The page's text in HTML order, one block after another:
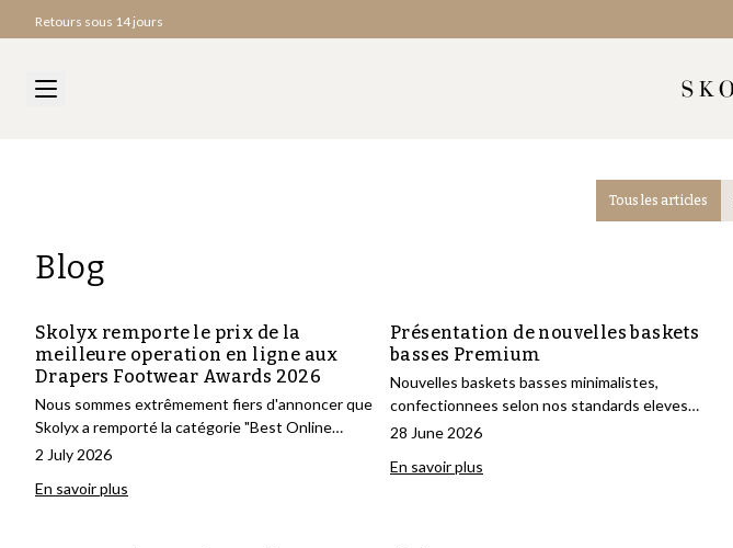
Retours sous 14 jours
Tous les articles
Blog
Skolyx remporte le prix de la
meilleure operation en ligne aux
Drapers Footwear Awards 2026
Nous sommes extrêmement fiers d'annoncer que
Skolyx a remporté la catégorie "Best Online
Operation" aux Drapers Footwear Awards 2026,
prestigieuses de l'industrie de la chaussure.
2 July 2026
En savoir plus
Présentation de nouvelles baskets
basses Premium
Nouvelles baskets basses minimalistes,
confectionnees selon nos standards eleves
habituels et offrant un grand confort.
28 June 2026
En savoir plus